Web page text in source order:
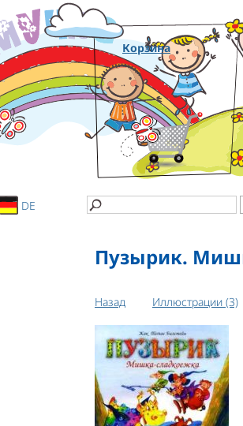
Корзина
DE
Пузырик.
Назад Иллюстрации (3)